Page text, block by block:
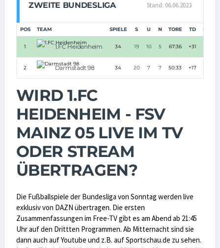
ZWEITE BUNDESLIGA Stand: 06.06.2023
POS TEAM SPIELE S U N TORE TD
1 1.FC Heidenheim 34 19 10 5 67:36 +31
2 Darmstadt 98 34 20 7 7 50:33 +17
WIRD 1.FC
HEIDENHEIM - FSV
MAINZ 05 LIVE IM TV
ODER STREAM
ÜBERTRAGEN?
Die Fußballspiele der Bundesliga von Sonntag werden live
exklusiv von DAZN übertragen. Die ersten
Zusammenfassungen im Free-TV gibt es am Abend ab 21:45
Uhr auf den Drittten Programmen. Ab Mitternacht sind sie
dann auch auf Youtube und z.B. auf Sportschau.de zu sehen.